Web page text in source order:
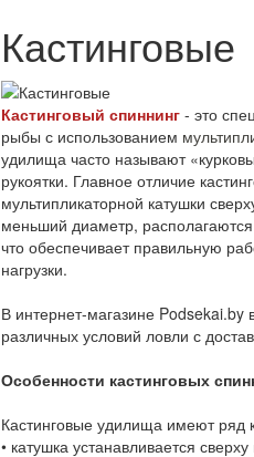
Кастинговые
Кастинговый спиннинг - это
рыбы с использованием
удилища часто называют
рукоятки. Главное отличие
мультипликаторной катушки
меньший диаметр, располагаются
что обеспечивает правильную
нагрузки.
В интернет-магазине Podsekai.by
различных условий ловли с
Особенности кастинговых
Кастинговые удилища имеют ряд
• катушка устанавливается